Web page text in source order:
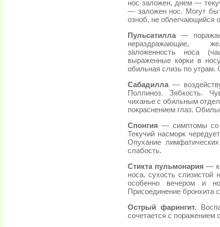
нос заложен, днем —
— заложен нос. Могут
озноб, не облегчающийся
Пульсатилла —
нераздражающие,
заложенность носа
выраженные корки в
обильная слизь по утрам.
Сабадилла—
Поллиноз. Зябкость.
чиханье с обильным
покраснением глаз.
Спонгия— симптомы со
Текучий насморк
Опухание
слабость.
Стикта пульмонария —
носа, сухость слизистой
особенно вечером и
Присоединение бронхита
Острый фарингит.
сочетается с поражением